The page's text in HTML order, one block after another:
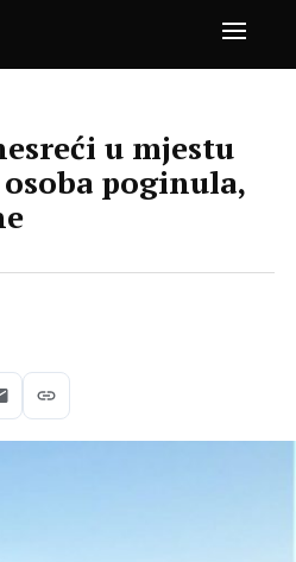
u mjestu
poginula,